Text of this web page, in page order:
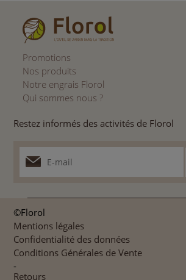
Promotions
Nos produits
Notre engrais Florol
Qui sommes nous ?
Restez informés des activités de Florol
©Florol
Mentions légales
Confidentialité des données
Conditions Générales de Vente
-
Retours